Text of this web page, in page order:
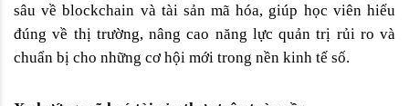
sâu về blockchain và tài sản mã hóa, giúp học viên hiểu
đúng về thị trường, nâng cao năng lực quản trị rủi ro và
chuẩn bị cho những cơ hội mới trong nền kinh tế số.